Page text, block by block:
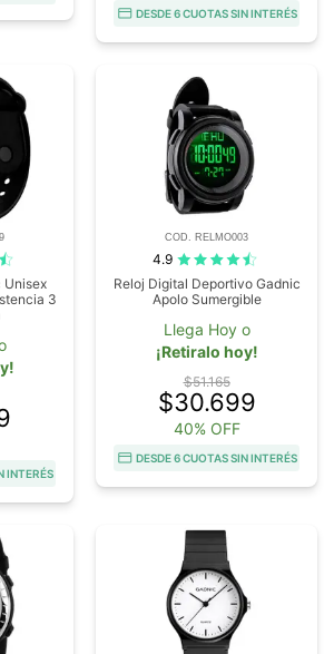
DESDE 6 CUOTAS SIN INTERÉS
Unisex
3
INTERÉS
COD. RELMO003
4.9
Reloj Digital Deportivo Gadnic
Apolo Sumergible
Llega Hoy o
¡Retiralo hoy!
$51.165
$30.699
40% OFF
DESDE 6 CUOTAS SIN INTERÉS